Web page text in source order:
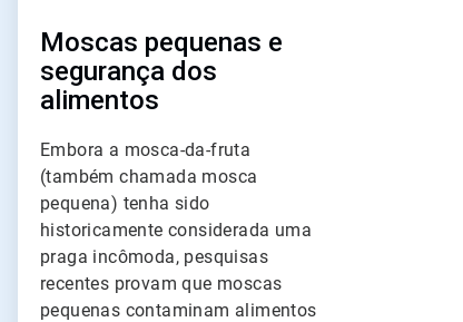
Moscas pequenas e
segurança dos
alimentos
Embora a mosca-da-fruta
(também chamada mosca
pequena) tenha sido
historicamente considerada uma
praga incômoda, pesquisas
recentes provam que moscas
pequenas contaminam alimentos